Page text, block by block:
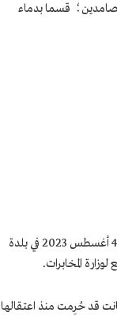
قسما بدماء
صحفية وأخصائية اجتماعية، وقد تم اعتقال هذه الناشطة الكردية في 4 أغسطس 2023 في بلدة
قد حُرِمت منذ اعتقالها